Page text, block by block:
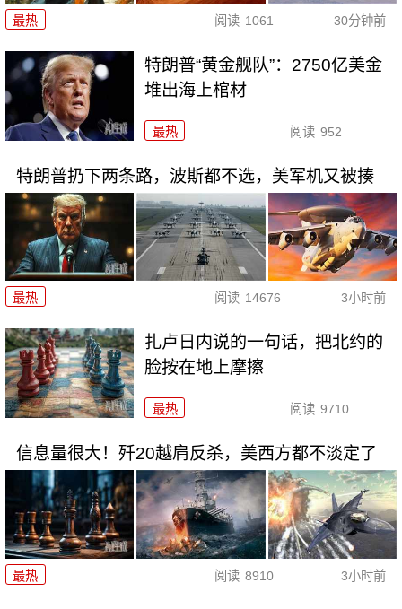
最热 阅读 1061 30分钟前
特朗普“黄金舰队”：2750亿美金
堆出海上棺材
最热 阅读 952
特朗普扔下两条路，波斯都不选，美军机又被揍
最热 阅读 14676 3小时前
扎卢日内说的一句话，把北约的
脸按在地上摩擦
最热 阅读 9710
信息量很大！歼20越肩反杀，美西方都不淡定了
最热 阅读 8910 3小时前